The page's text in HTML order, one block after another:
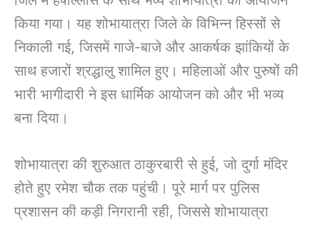
किया गया। यह शोभायात्रा जिले के विभिन्न हिस्सों से
निकाली गई, जिसमें गाजे-बाजे और आकर्षक झांकियों के
साथ हजारों श्रद्धालु शामिल हुए। महिलाओं और पुरुषों की
भारी भागीदारी ने इस धार्मिक आयोजन को और भी भव्य
बना दिया।
शोभायात्रा की शुरुआत ठाकुरबारी से हुई, जो दुर्गा मंदिर
होते हुए रमेश चौक तक पहुंची। पूरे मार्ग पर पुलिस
प्रशासन की कड़ी निगरानी रही, जिससे शोभायात्रा